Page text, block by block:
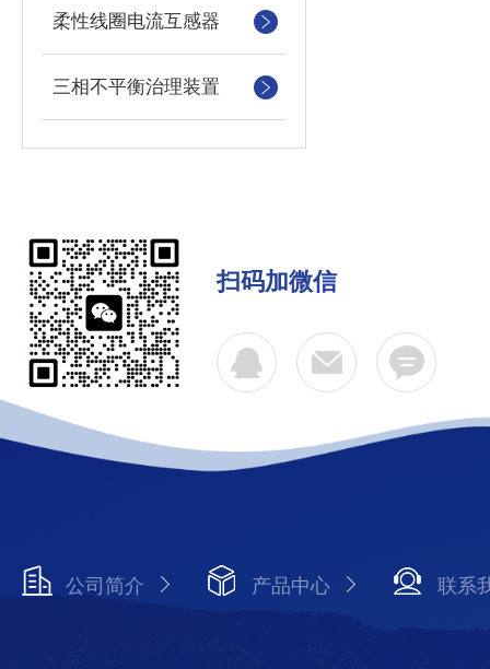
柔性线圈电流互感器
三相不平衡治理装置
扫码加微信
公司简介 产品中心 联系